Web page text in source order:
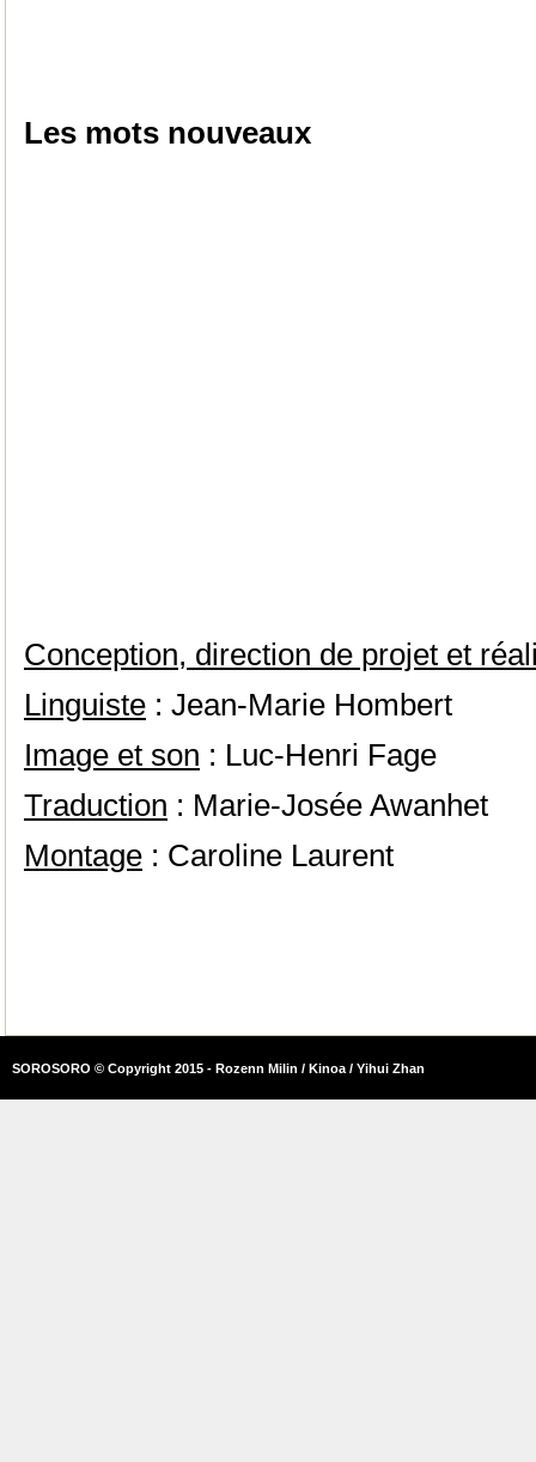
Les mots nouveaux
Conception, direction de projet et
Linguiste : Jean-Marie Hombert
Image et son : Luc-Henri Fage
Traduction : Marie-Josée Awanhet
Montage : Caroline Laurent
SOROSORO © Copyright 2015 - Rozenn Milin / Kinoa / Yihui Zhan